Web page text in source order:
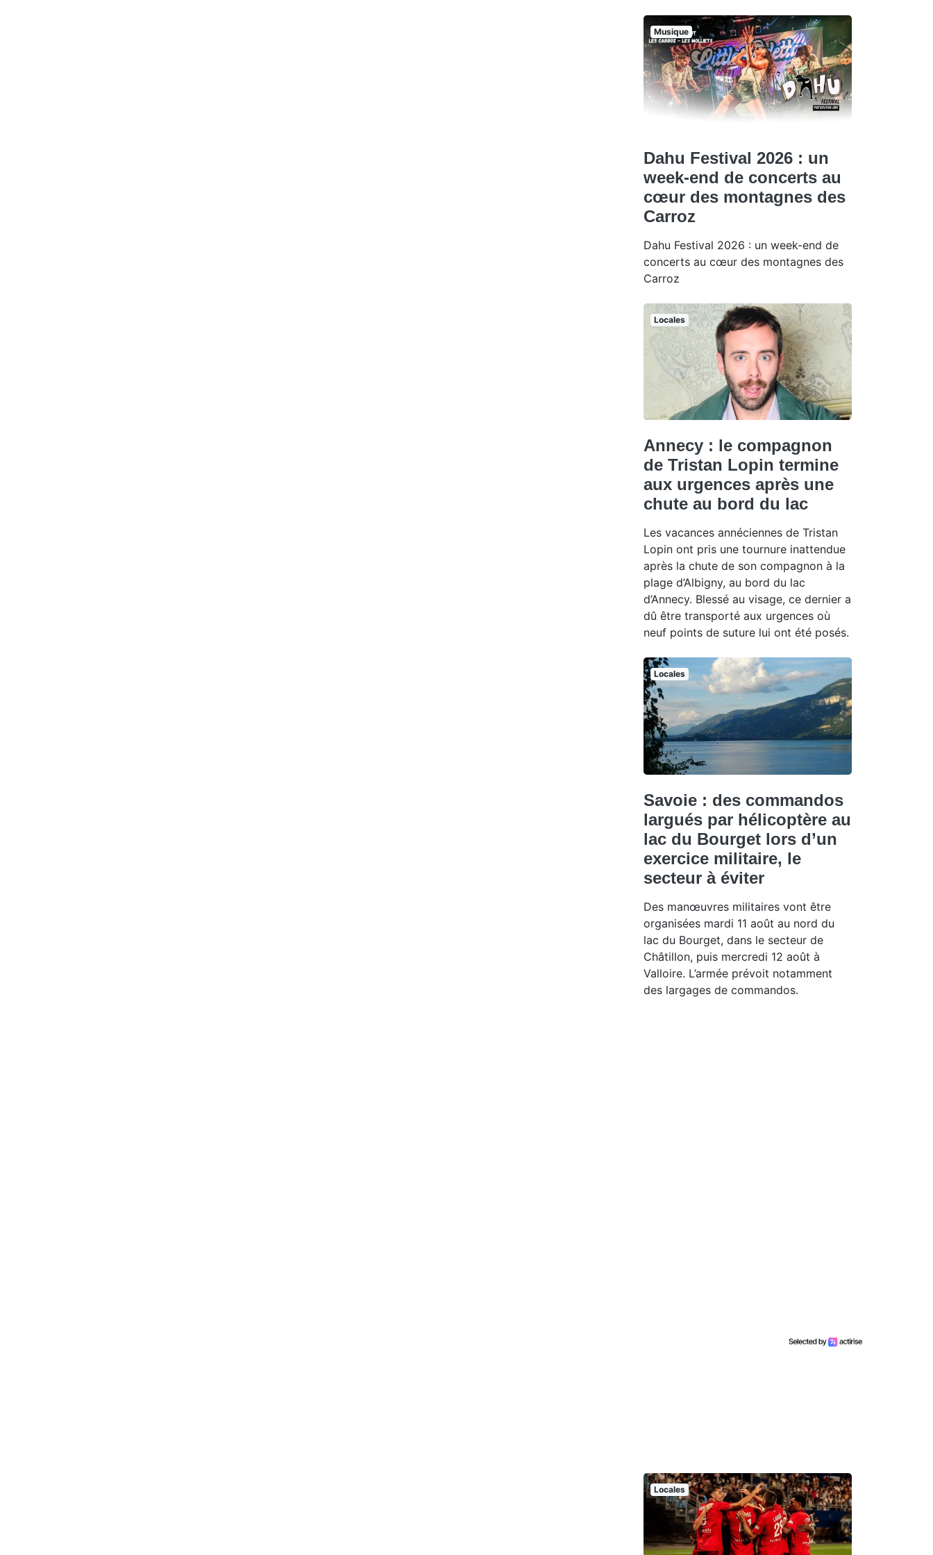
Musique
Dahu Festival 2026 : un
week-end de concerts au
cœur des montagnes des
Carroz
Dahu Festival 2026 : un week-end de
concerts au cœur des montagnes des
Carroz
Locales
Annecy : le compagnon
de Tristan Lopin termine
aux urgences après une
chute au bord du lac
Les vacances annéciennes de Tristan
Lopin ont pris une tournure inattendue
après la chute de son compagnon à la
plage d’Albigny, au bord du lac
d’Annecy. Blessé au visage, ce dernier a
dû être transporté aux urgences où
neuf points de suture lui ont été posés.
Locales
Savoie : des commandos
largués par hélicoptère au
lac du Bourget lors d’un
exercice militaire, le
secteur à éviter
Des manœuvres militaires vont être
organisées mardi 11 août au nord du
lac du Bourget, dans le secteur de
Châtillon, puis mercredi 12 août à
Valloire. L’armée prévoit notamment
des largages de commandos.
Locales